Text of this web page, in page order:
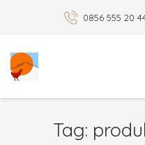
0856 555 20
Tag: